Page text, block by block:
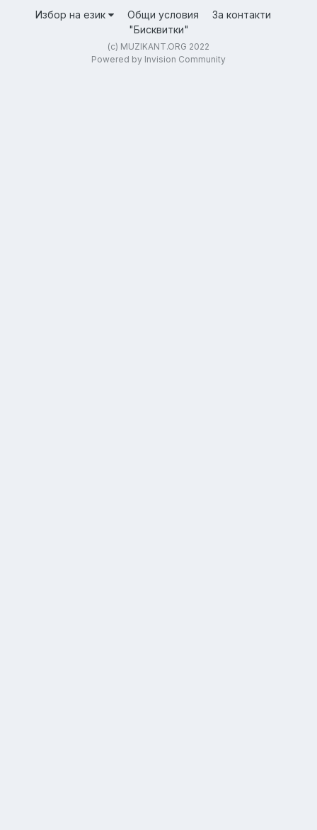
Избор на език Общи условия
За контакти
"Бисквитки"
(c) MUZIKANT.ORG 2022
Powered by Invision Community